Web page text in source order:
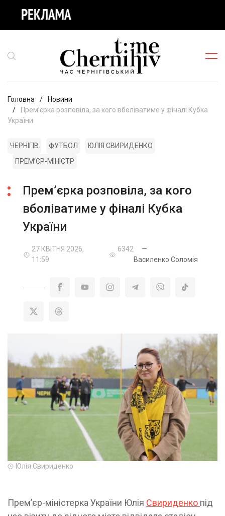
Головна
Новини
Прем’єрка розповіла, за кого вболіватиме у фіналі Кубка
України
ЧЕРНІГІВ ФУТБОЛ
ЮЛІЯ СВИРИДЕНКО
ПРЕМʼЄР-МІНІСТР
Прем’єрка розповіла, за кого
вболіватиме у фіналі Кубка
України
27 КВІТНЯ 2026,
11:59
6342
—
Василенко Соломія
Юлія Свириденко
Прем’єр-міністерка України Юлія Свириденко під